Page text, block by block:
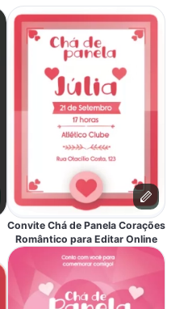
Convite Chá de Panela Corações
Romântico para Editar Online